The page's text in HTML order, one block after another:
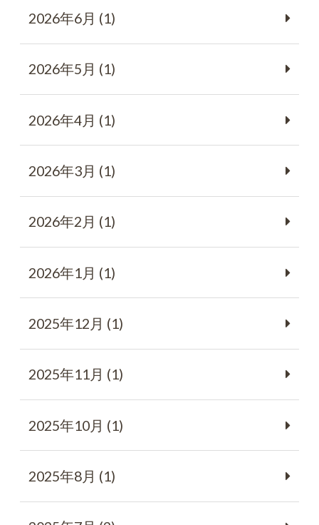
2026年6月 (1)
2026年5月 (1)
2026年4月 (1)
2026年3月 (1)
2026年2月 (1)
2026年1月 (1)
2025年12月 (1)
2025年11月 (1)
2025年10月 (1)
2025年8月 (1)